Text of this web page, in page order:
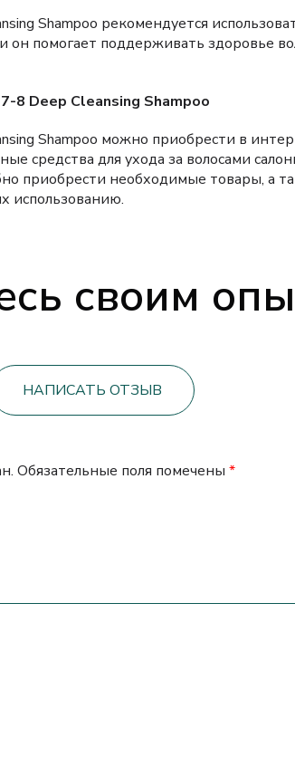
Shampoo рекомендуется
помогает поддерживать здоровье
8 Deep Cleansing Shampoo
Shampoo можно приобрести в
средства для ухода за волосами
приобрести необходимые товары, а
использованию.
своим
НАПИСАТЬ ОТЗЫВ
Обязательные поля помечены *